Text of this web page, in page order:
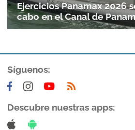
Ejercicios Panamax 2026
cabo en el Canal de
Síguenos:
Descubre nuestras apps: